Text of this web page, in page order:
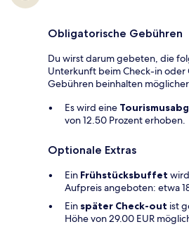
Obligatorische Gebühren
Du wirst darum gebeten, die
Unterkunft beim Check-in oder
Gebühren beinhalten
Es wird eine
von 12.50 Prozent erhoben.
Optionale Extras
Ein Frühstücksbuffet
Aufpreis angeboten: etwa
Ein später Check-out ist
Höhe von 29.00 EUR